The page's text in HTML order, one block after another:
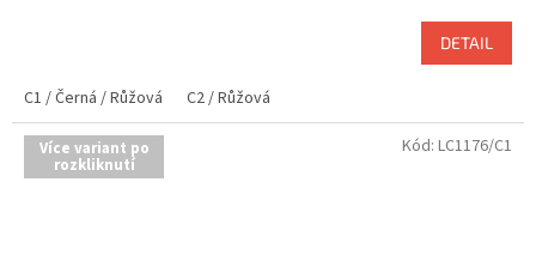
DETAIL
C1 / Černá / Růžová C2 / Růžová
Více variant po
rozkliknutí
Kód: LC1176/C1